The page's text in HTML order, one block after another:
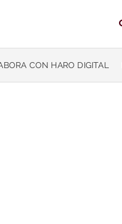
CON HARO DIGITAL